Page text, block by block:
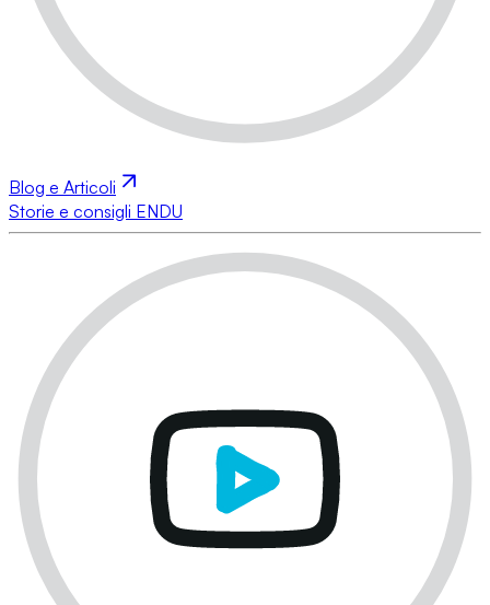
Blog e Articoli
Storie e consigli ENDU